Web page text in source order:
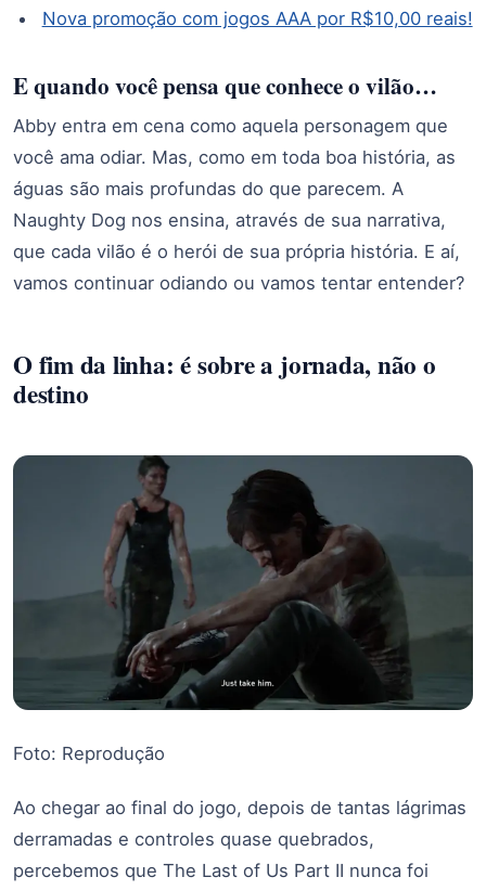
Nova promoção com jogos AAA por R$10,00 reais!
E quando você pensa que conhece o vilão…
Abby entra em cena como aquela personagem que
você ama odiar. Mas, como em toda boa história, as
águas são mais profundas do que parecem. A
Naughty Dog nos ensina, através de sua narrativa,
que cada vilão é o herói de sua própria história. E aí,
vamos continuar odiando ou vamos tentar entender?
O fim da linha: é sobre a jornada, não o
destino
Foto: Reprodução
Ao chegar ao final do jogo, depois de tantas lágrimas
derramadas e controles quase quebrados,
percebemos que The Last of Us Part II nunca foi